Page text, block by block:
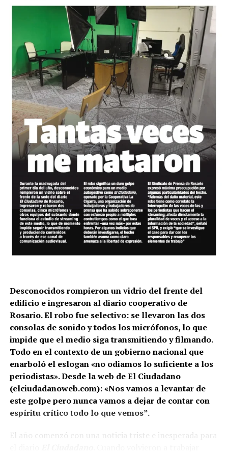
marcha como corresponde –dice Fabián alavaca, luego
de conocerse este martes la última buena nueva.
La jueza María Servini cerró la etapa de instrucción
sobre la responsabilidad del gendarme Guerrero y elevó
a juicio oral ese tramo de la causa.
El gendarme Héctor Guerrero en septiembre de 2025
durante su indagatoria. El caso ahora irá a juicio. Fabián
Grillo, el padre de Pablo, dijo a lavaca: «Es solo el inicio
a juicio oral es solo un capítulo».(Foto: Juan Valeiro).
Y hay otro dato clave en la resolución judicial: ordenó
extraer testimonios de la causa para continuar la
investigación sobre la cadena de mando.
–Estamos esperanzados porque el proceso judicial
marcha como corresponde en el marco del sistema
judicial que tenemos. Lo positivo es que la jueza
expresa que la elevación a juicio oral de Guerrero es
solo el inicio de un largo camino.
Un largo camino judicial que empezó diez días después
Desconocidos rompieron un vidrio del frente del
edificio e ingresaron al diario cooperativo de
Rosario. El robo fue selectivo: se llevaron las dos
consolas de sonido y todos los micrófonos, lo que
impide que el medio siga transmitiendo y filmando.
Todo en el contexto de un gobierno nacional que
enarboló el eslogan «no odiamos lo suficiente a los
periodistas». Desde la web de El Ciudadano
(elciudadanoweb.com): «Nos vamos a levantar de
este golpe pero nunca vamos a dejar de contar con
espíritu crítico todo lo que vemos”.
El año comenzó con una noticia triste e inesperada para